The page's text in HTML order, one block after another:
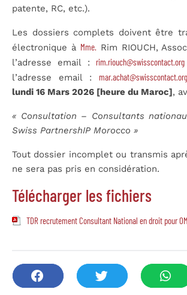
patente, RC, etc.).
Les dossiers complets doivent être
électronique à Mme.
Rim RIOUCH,
l’adresse email : rim.riouch@swisscontact.org
l’adresse email : mar.achat@swisscontact.org
lundi 16 Mars 2026 [heure du Maroc],
« Consultation – Consultants
Swiss PartnershIP Morocco »
Tout dossier incomplet ou transmis
ne sera pas pris en considération.
Télécharger les fichiers
TDR recrutement Consultant National en droit pour